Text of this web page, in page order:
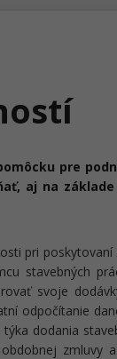
pre
aj na
pri poskytovaní
stavebných
svoje
odpočítanie
dodania
zmluvy